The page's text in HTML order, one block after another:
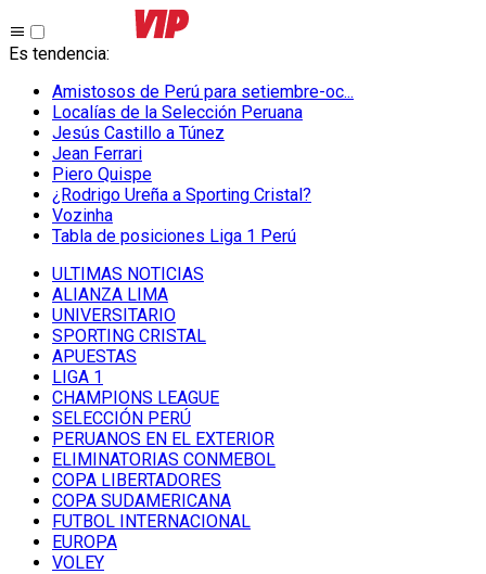
Es tendencia:
Amistosos de Perú para setiembre-oc...
Localías de la Selección Peruana
Jesús Castillo a Túnez
Jean Ferrari
Piero Quispe
¿Rodrigo Ureña a Sporting Cristal?
Vozinha
Tabla de posiciones Liga 1 Perú
ULTIMAS NOTICIAS
ALIANZA LIMA
UNIVERSITARIO
SPORTING CRISTAL
APUESTAS
LIGA 1
CHAMPIONS LEAGUE
SELECCIÓN PERÚ
PERUANOS EN EL EXTERIOR
ELIMINATORIAS CONMEBOL
COPA LIBERTADORES
COPA SUDAMERICANA
FUTBOL INTERNACIONAL
EUROPA
VOLEY